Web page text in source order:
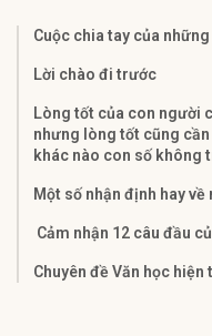
Cuộc chia tay của
Lời chào đi trước
Lòng tốt của con người
nhưng lòng tốt cũng
khác nào con số không
Một số nhận định hay về
Cảm nhận 12 câu đầu
Chuyên đề Văn học hiện